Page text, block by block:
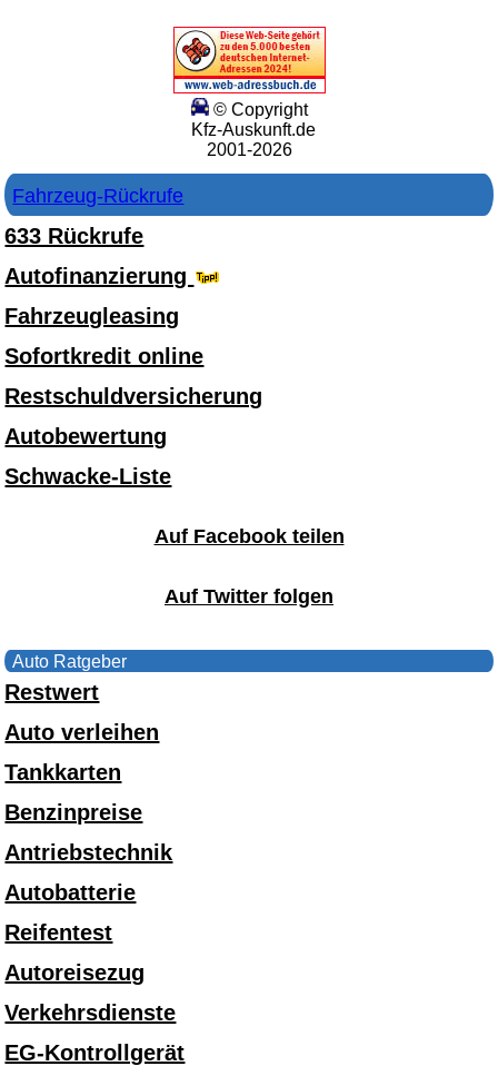
© Copyright
Kfz-Auskunft.de
2001-2026
Fahrzeug-Rückrufe
633 Rückrufe
Autofinanzierung
Fahrzeugleasing
Sofortkredit online
Restschuldversicherung
Autobewertung
Schwacke-Liste
Auf Facebook teilen
Auf Twitter folgen
Auto Ratgeber
Restwert
Auto verleihen
Tankkarten
Benzinpreise
Antriebstechnik
Autobatterie
Reifentest
Autoreisezug
Verkehrsdienste
EG-Kontrollgerät